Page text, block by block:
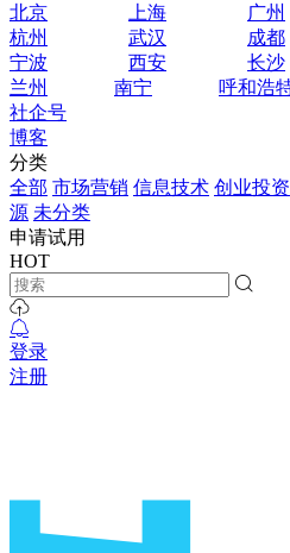
北京
上海 广州
杭州
武汉 成都
宁波
西安 长沙
兰州
南宁 呼和浩
社企号
博客
分类
全部 市场营销 信息技术 创业投资
源 未分类
申请试用
HOT
登录
注册